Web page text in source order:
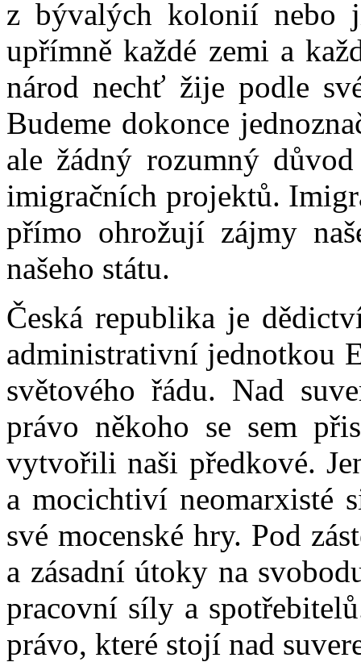
z bývalých kolonií nebo
upřímně každé zemi a
národ nechť žije podle
Budeme dokonce
ale žádný rozumný
imigračních projektů.
přímo ohrožují zájmy
našeho státu.
Česká republika je
administrativní jednotkou
světového řádu. Nad
právo někoho se sem
vytvořili naši předkové.
a mocichtiví neomarxisté
své mocenské hry. Pod
a zásadní útoky na
pracovní síly a
právo, které stojí nad